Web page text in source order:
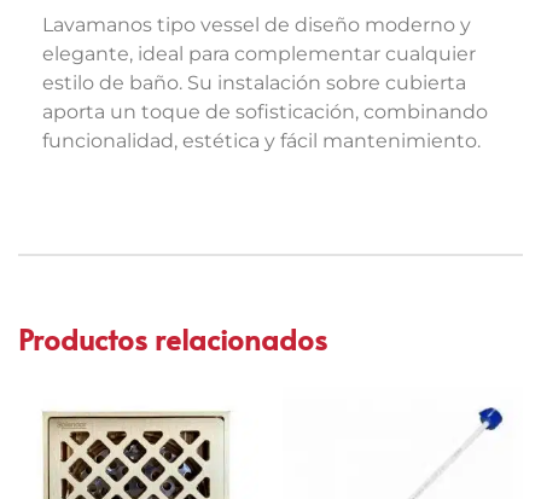
Lavamanos tipo vessel de diseño moderno y
elegante, ideal para complementar cualquier
estilo de baño. Su instalación sobre cubierta
aporta un toque de sofisticación, combinando
funcionalidad, estética y fácil mantenimiento.
Productos relacionados